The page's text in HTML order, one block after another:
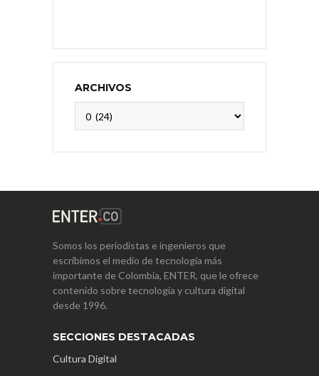
ARCHIVOS
Somos los periodistas e ingenieros que
escribimos el medio de tecnología más
importante de Colombia, ENTER, que le ofrece
contenido sobre tecnología y cultura digital
desde 1996.
SECCIONES DESTACADAS
Cultura Digital